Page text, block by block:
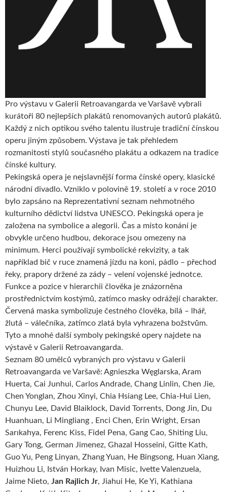
Pro výstavu v Galerii Retroavangarda ve Varšavě vybrali
kurátoři 80 nejlepších plakátů renomovaných autorů plakátů.
Každý z nich optikou svého talentu ilustruje tradiční čínskou
operu jiným způsobem. Výstava je tak přehledem
rozmanitosti stylů současného plakátu a odkazem na tradice
čínské kultury.
Pekingská opera je nejslavnější forma čínské opery, klasické
národní divadlo. Vzniklo v polovině 19. století a v roce 2010
bylo zapsáno na Reprezentativní seznam nehmotného
kulturního dědictví lidstva UNESCO. Pekingská opera je
založena na symbolice a alegorii. Čas a místo konání je
obvykle určeno hudbou, dekorace jsou omezeny na
minimum. Herci používají symbolické rekvizity, a tak
například bič v ruce znamená jízdu na koni, pádlo – přechod
řeky, prapory držené za zády – velení vojenské jednotce.
Funkce a pozice v hierarchii člověka je znázorněna
prostřednictvím kostýmů, zatímco masky odrážejí charakter.
Červená maska ​​symbolizuje čestného člověka, bílá – lhář,
žlutá – válečníka, zatímco zlatá byla vyhrazena božstvům.
Tyto a mnohé další symboly pekingské opery najdete na
výstavě v Galerii Retroavangarda.
Seznam 80 umělců vybraných pro výstavu v Galerii
Retroavangarda ve Varšavě: Agnieszka Węglarska, Aram
Huerta, Cai Junhui, Carlos Andrade, Chang Linlin, Chen Jie,
Chen Yonglan, Zhou Xinyi, Chia Hsiang Lee, Chia-Hui Lien,
Chunyu Lee, David Blaiklock, David Torrents, Dong Jin, Du
Huanhuan, Li Mingliang , Enci Chen, Erin Wright, Ersan
Sarıkahya, Ferenc Kiss, Fidel Pena, Gang Cao, Shiting Liu,
Gary Tong, German Jimenez, Ghazal Hosseini, Gitte Kath,
Guo Yu, Peng Linyan, Zhang Yuan, He Bingsong, Huan Xiang,
Huizhou Li, István Horkay, Ivan Misic, Ivette Valenzuela,
Jaime Nieto, Jan Rajlich Jr, Jiahui He, Ke Yi, Kathiana